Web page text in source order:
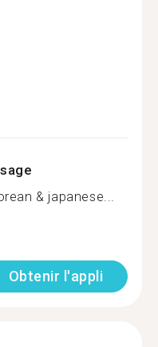
& japanese...
Obtenir l'appli